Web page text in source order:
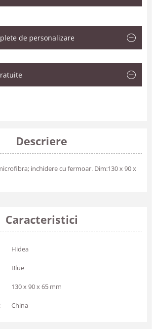
de personalizare
Descriere
inchidere cu fermoar. Dim:130 x 90 x
Caracteristici
Hidea
Blue
130 x 90 x 65 mm
China